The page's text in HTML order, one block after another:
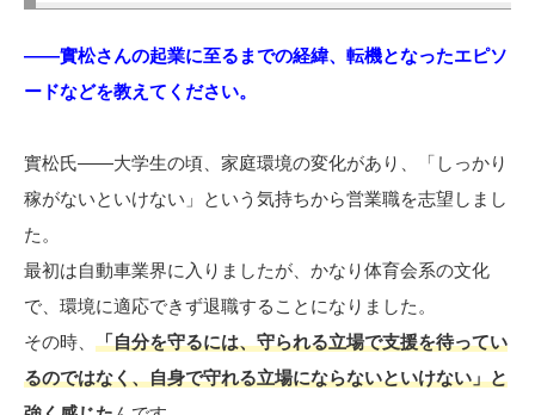
――實松さんの起業に至るまでの経緯、転機となったエピソ
ードなどを教えてください。
實松氏――大学生の頃、家庭環境の変化があり、「しっかり
稼がないといけない」という気持ちから営業職を志望しまし
た。
最初は自動車業界に入りましたが、かなり体育会系の文化
で、環境に適応できず退職することになりました。
その時、 「自分を守るには、守られる立場で支援を待ってい
るのではなく、自身で守れる立場にならないといけない」と